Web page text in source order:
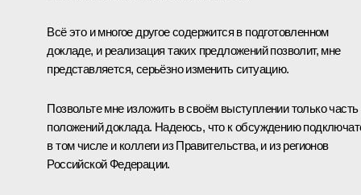
Всё это и многое другое содержится в подготовленном
докладе, и реализация таких предложений позволит, мне
представляется, серьёзно изменить ситуацию.
Позвольте мне изложить в своём выступлении только часть
положений доклада. Надеюсь, что к обсуждению
в том числе и коллеги из Правительства, и из регионов
Российской Федерации.